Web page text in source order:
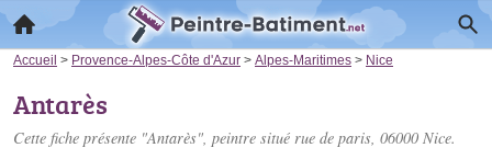
Accueil > Provence-Alpes-Côte d'Azur > Alpes-Maritimes > Nice
Antarès
Cette fiche présente "Antarès", peintre situé rue de paris, 06000 Nice.